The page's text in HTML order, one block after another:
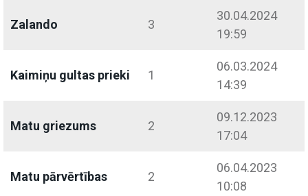
Zalando 3
30.04.2024
19:59
Kaimiņu gultas prieki 1
06.03.2024
14:39
Matu griezums 2
09.12.2023
17:04
Matu pārvērtības 2
06.04.2023
10:08